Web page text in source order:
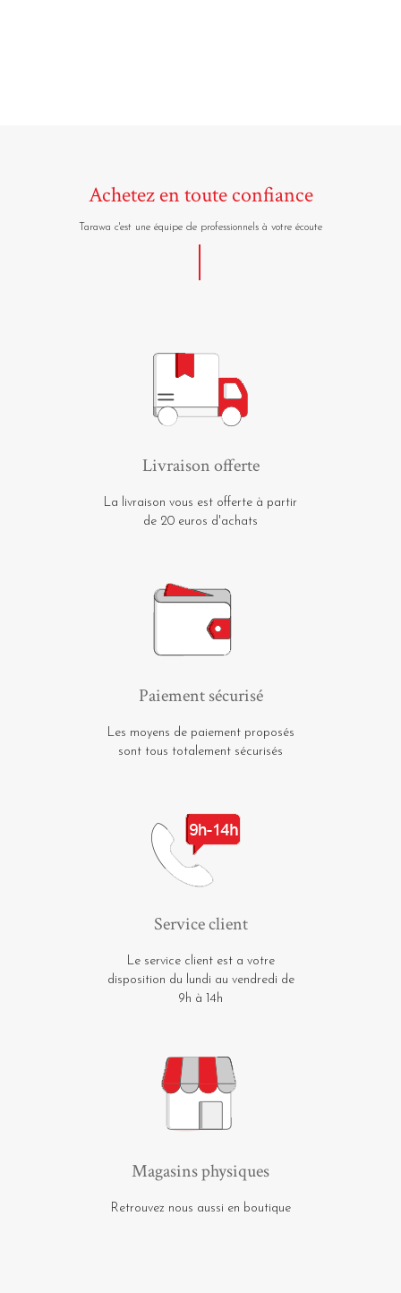
Achetez en toute confiance
Tarawa c'est une équipe de professionnels à votre écoute
Livraison offerte
La livraison vous est offerte à partir
de 20 euros d'achats
Paiement sécurisé
Les moyens de paiement proposés
sont tous totalement sécurisés
Service client
Le service client est a votre
disposition du lundi au vendredi de
9h à 14h
Magasins physiques
Retrouvez nous aussi en boutique